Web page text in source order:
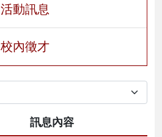
活動訊息
校內徵才
訊息內容